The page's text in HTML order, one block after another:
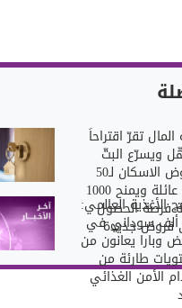
المال تقرّ اقتراحاً
ويسرّع البتّ
بقروض الاسكان لـ50
ألف عائلة ويمنح 1000
فرصة الحصول
قروض جديدة
الأغذية العالمي:
400 ألف سوداني في
وبارا يعانون من
طارئة من
الأمن الغذائي